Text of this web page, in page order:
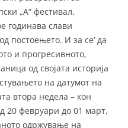
„А“ фестивал,
годинава слави
постоењето. И за се’ да
и прогресивното,
од својата историја
на датумот на
втора недела – кон
20 февруари до 01 март,
одржување на